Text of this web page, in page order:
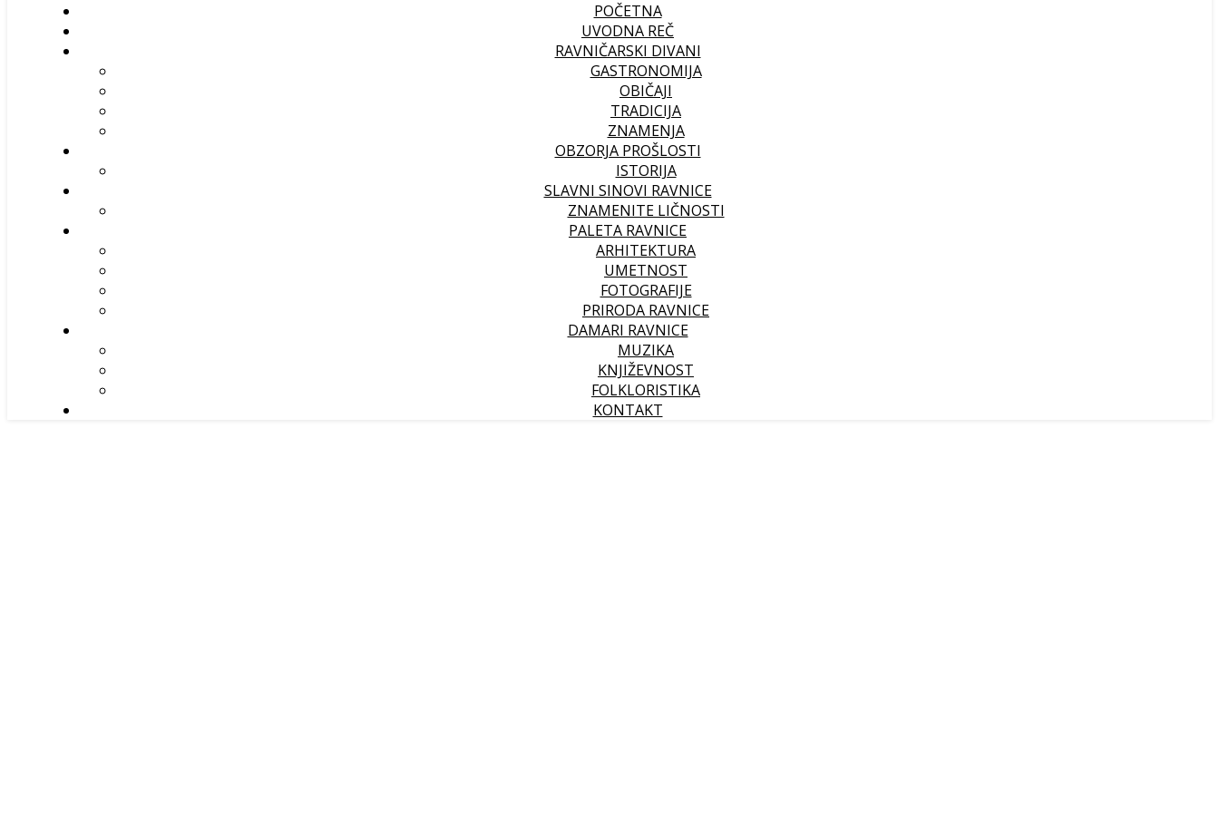
POČETNA
UVODNA REČ
RAVNIČARSKI DIVANI
GASTRONOMIJA
OBIČAJI
TRADICIJA
ZNAMENJA
OBZORJA PROŠLOSTI
ISTORIJA
SLAVNI SINOVI RAVNICE
ZNAMENITE LIČNOSTI
PALETA RAVNICE
ARHITEKTURA
UMETNOST
FOTOGRAFIJE
PRIRODA RAVNICE
DAMARI RAVNICE
MUZIKA
KNJIŽEVNOST
FOLKLORISTIKA
KONTAKT